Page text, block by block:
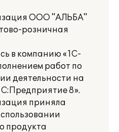
ООО "АЛЬБА"
розничная
в компанию «1С-
работ по
деятельности на
8».
приняла
продукта